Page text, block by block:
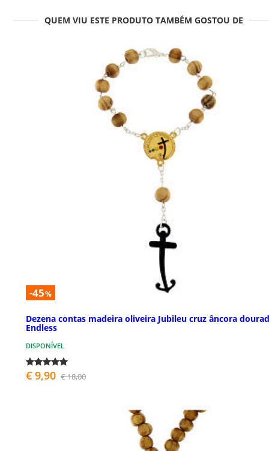
QUEM VIU ESTE PRODUTO TAMBÉM GOSTOU DE
-45%
Dezena contas madeira oliveira Jubileu cruz âncora
Endless
DISPONÍVEL
€ 9,90 € 18,00